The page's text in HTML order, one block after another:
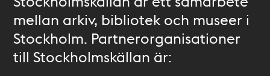
mellan arkiv, bibliotek och museer i
Stockholm. Partnerorganisationer
till Stockholmskällan är: